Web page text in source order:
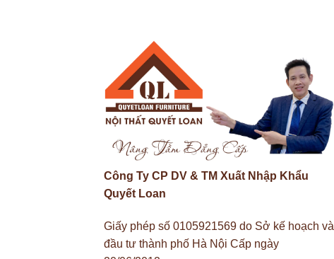
Công Ty CP DV & TM Xuất Nhập Khẩu
Quyết Loan
Giấy phép số 0105921569 do Sở kế hoạch và
đầu tư thành phố Hà Nội Cấp ngày